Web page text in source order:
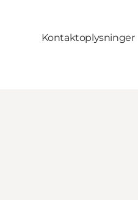
Kontaktoplysninger